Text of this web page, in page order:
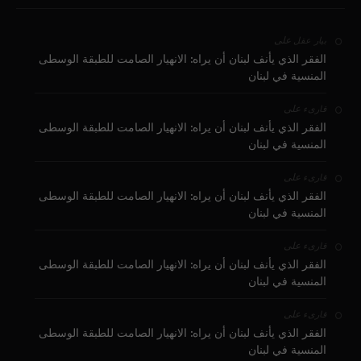
بيار عقل على
الفقر الذي يأنف لبنان أن يراه: الانهيار الصامت للطبقة الوسطى
المنسية في لبنان
قارىء على
الفقر الذي يأنف لبنان أن يراه: الانهيار الصامت للطبقة الوسطى
المنسية في لبنان
قارىء على
الفقر الذي يأنف لبنان أن يراه: الانهيار الصامت للطبقة الوسطى
المنسية في لبنان
قارىء على
الفقر الذي يأنف لبنان أن يراه: الانهيار الصامت للطبقة الوسطى
المنسية في لبنان
قارىء على
الفقر الذي يأنف لبنان أن يراه: الانهيار الصامت للطبقة الوسطى
المنسية في لبنان